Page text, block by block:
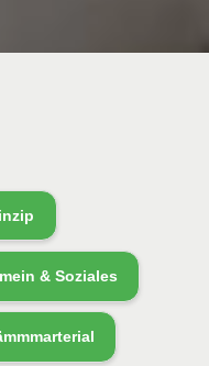
& Soziales